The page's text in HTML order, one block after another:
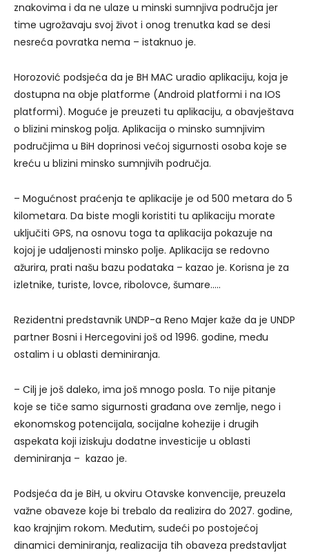
znakovima i da ne ulaze u minski sumnjiva područja jer
time ugrožavaju svoj život i onog trenutka kad se desi
nesreća povratka nema – istaknuo je.
Horozović podsjeća da je BH MAC uradio aplikaciju, koja je
dostupna na obje platforme (Android platformi i na IOS
platformi). Moguće je preuzeti tu aplikaciju, a obavještava
o blizini minskog polja. Aplikacija o minsko sumnjivim
područjima u BiH doprinosi većoj sigurnosti osoba koje se
kreću u blizini minsko sumnjivih područja.
– Mogućnost praćenja te aplikacije je od 500 metara do 5
kilometara. Da biste mogli koristiti tu aplikaciju morate
uključiti GPS, na osnovu toga ta aplikacija pokazuje na
kojoj je udaljenosti minsko polje. Aplikacija se redovno
ažurira, prati našu bazu podataka – kazao je. Korisna je za
izletnike, turiste, lovce, ribolovce, šumare…..
Rezidentni predstavnik UNDP-a Reno Majer kaže da je UNDP
partner Bosni i Hercegovini još od 1996. godine, među
ostalim i u oblasti deminiranja.
– Cilj je još daleko, ima još mnogo posla. To nije pitanje
koje se tiče samo sigurnosti građana ove zemlje, nego i
ekonomskog potencijala, socijalne kohezije i drugih
aspekata koji iziskuju dodatne investicije u oblasti
deminiranja – kazao je.
Podsjeća da je BiH, u okviru Otavske konvencije, preuzela
važne obaveze koje bi trebalo da realizira do 2027. godine,
kao krajnjim rokom. Međutim, sudeći po postojećoj
dinamici deminiranja, realizacija tih obaveza predstavljat